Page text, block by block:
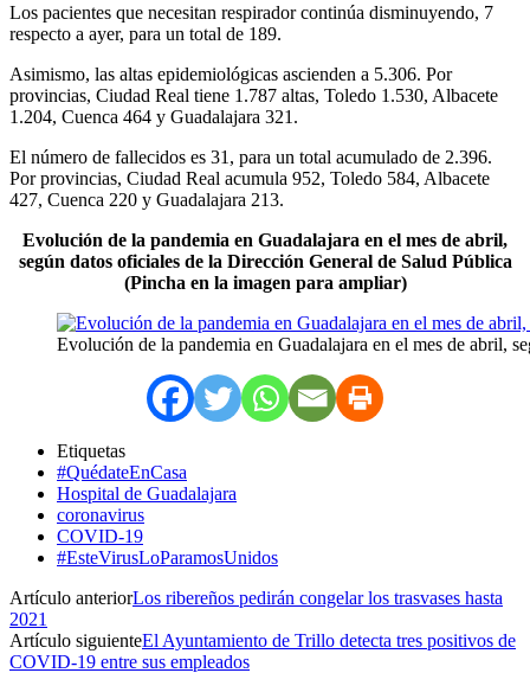
Los pacientes que necesitan respirador continúa disminuyendo, 7
respecto a ayer, para un total de 189.
Asimismo, las altas epidemiológicas ascienden a 5.306. Por
provincias, Ciudad Real tiene 1.787 altas, Toledo 1.530, Albacete
1.204, Cuenca 464 y Guadalajara 321.
El número de fallecidos es 31, para un total acumulado de 2.396.
Por provincias, Ciudad Real acumula 952, Toledo 584, Albacete
427, Cuenca 220 y Guadalajara 213.
Evolución de la pandemia en Guadalajara en el mes de abril,
según datos oficiales de la Dirección General de Salud Pública
(Pincha en la imagen para ampliar)
Evolución de la pandemia en Guadalajara en el mes de abril,
Etiquetas
#QuédateEnCasa
Hospital de Guadalajara
coronavirus
COVID-19
#EsteVirusLoParamosUnidos
Artículo anteriorLos ribereños pedirán congelar los trasvases hasta
2021
Artículo siguienteEl Ayuntamiento de Trillo detecta tres positivos de
COVID-19 entre sus empleados